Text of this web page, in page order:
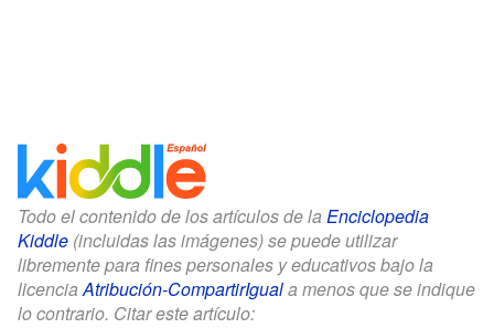
Todo el contenido de los artículos de la Enciclopedia
Kiddle (incluidas las imágenes) se puede utilizar
libremente para fines personales y educativos bajo la
licenciaAtribución-CompartirIguala menos que se indique
lo contrario. Citar este artículo: